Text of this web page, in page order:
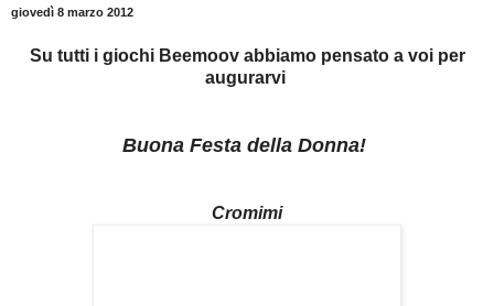
giovedì 8 marzo 2012
Su tutti i giochi Beemoov abbiamo pensato a voi per
augurarvi
Buona Festa della Donna!
Cromimi